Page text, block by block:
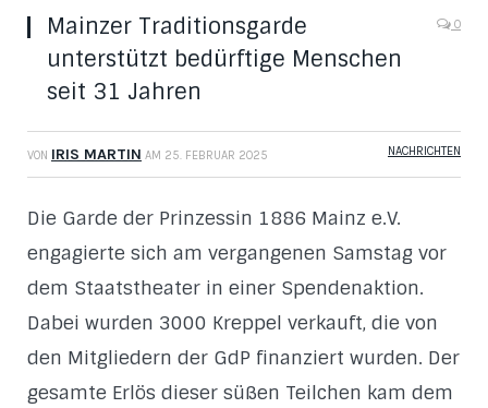
Mainzer Traditions­garde
unterstützt bedürftige Menschen
seit 31 Jahren
0
VON IRIS MARTIN AM 25. FEBRUAR 2025 NACHRICHTEN
Die Garde der Prinzessin 1886 Mainz e.V.
engagierte sich am vergangenen Samstag vor
dem Staatstheater in einer Spendenaktion.
Dabei wurden 3000 Kreppel verkauft, die von
den Mitgliedern der GdP finanziert wurden. Der
gesamte Erlös dieser süßen Teilchen kam dem